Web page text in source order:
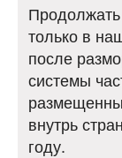
только в
после
системы
внутрь
году.